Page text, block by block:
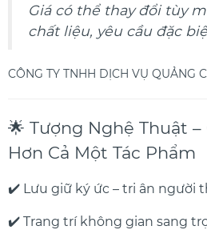
Giá có thể thay đổi tùy
chất liệu, yêu cầu đặc
🌟 Tượng Nghệ Thuật –
Hơn Cả Một Tác Phẩm
✔️ Lưu giữ ký ức – tri ân người
✔️ Trang trí không gian sang